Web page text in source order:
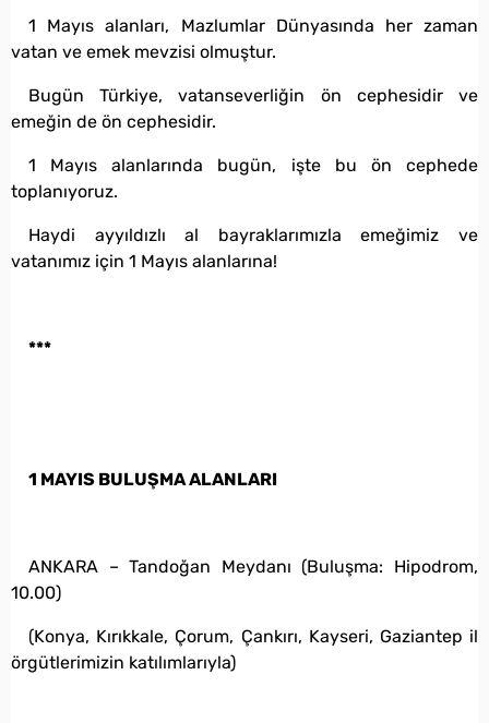
1 Mayıs alanları, Mazlumlar Dünyasında her zaman
vatan ve emek mevzisi olmuştur.
Bugün Türkiye, vatanseverliğin ön cephesidir ve
emeğin de ön cephesidir.
1 Mayıs alanlarında bugün, işte bu ön cephede
toplanıyoruz.
Haydi ayyıldızlı al bayraklarımızla emeğimiz ve
vatanımız için 1 Mayıs alanlarına!
***
1 MAYIS BULUŞMA ALANLARI
ANKARA – Tandoğan Meydanı (Buluşma: Hipodrom,
10.00)
(Konya, Kırıkkale, Çorum, Çankırı, Kayseri, Gaziantep il
örgütlerimizin katılımlarıyla)